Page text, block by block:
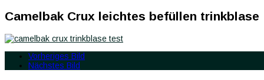
Camelbak Crux leichtes befüllen trinkblase
Vorheriges Bild
Nächstes Bild